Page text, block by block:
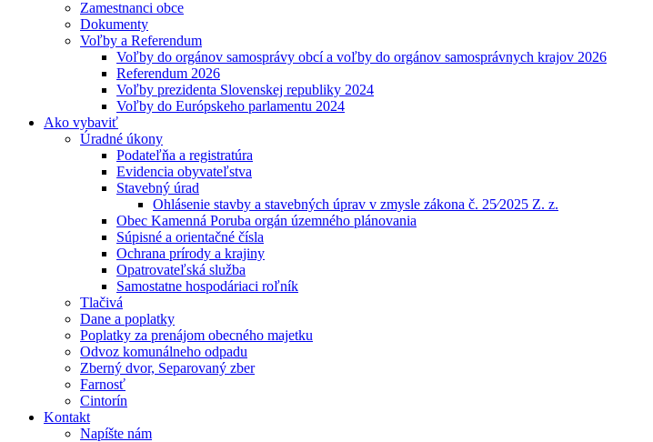
Zamestnanci obce
Dokumenty
Voľby a Referendum
Voľby do orgánov samosprávy obcí a voľby do orgánov samosprávnych krajov 2026
Referendum 2026
Voľby prezidenta Slovenskej republiky 2024
Voľby do Európskeho parlamentu 2024
Ako vybaviť
Úradné úkony
Podateľňa a registratúra
Evidencia obyvateľstva
Stavebný úrad
Ohlásenie stavby a stavebných úprav v zmysle zákona č. 25⁄2025 Z. z.
Obec Kamenná Poruba orgán územného plánovania
Súpisné a orientačné čísla
Ochrana prírody a krajiny
Opatrovateľská služba
Samostatne hospodáriaci roľník
Tlačivá
Dane a poplatky
Poplatky za prenájom obecného majetku
Odvoz komunálneho odpadu
Zberný dvor, Separovaný zber
Farnosť
Cintorín
Kontakt
Napíšte nám